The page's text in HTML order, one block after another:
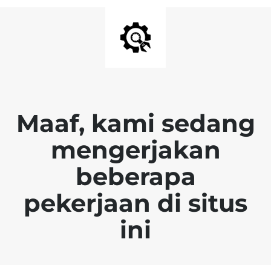
Maaf, kami sedang
mengerjakan
beberapa
pekerjaan di situs
ini